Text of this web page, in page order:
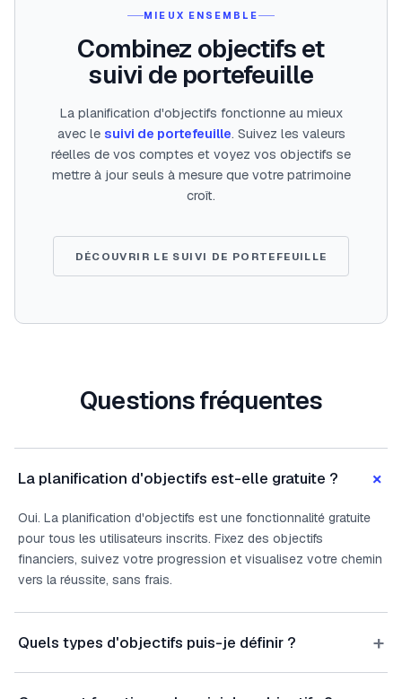
MIEUX ENSEMBLE
Combinez objectifs et
suivi de portefeuille
La planification d'objectifs fonctionne au mieux
avec le suivi de portefeuille. Suivez les valeurs
réelles de vos comptes et voyez vos objectifs se
mettre à jour seuls à mesure que votre patrimoine
croît.
DÉCOUVRIR LE SUIVI DE PORTEFEUILLE
Questions fréquentes
La planification d'objectifs est-elle gratuite ? +
Oui. La planification d'objectifs est une fonctionnalité gratuite
pour tous les utilisateurs inscrits. Fixez des objectifs
financiers, suivez votre progression et visualisez votre chemin
vers la réussite, sans frais.
Quels types d'objectifs puis-je définir ? +